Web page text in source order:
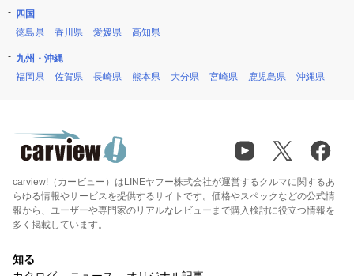
四国
徳島県
香川県 愛媛県 高知県
九州・沖縄
福岡県
佐賀県 長崎県 熊本県 大分県 宮崎県 鹿児島県 沖縄県
carview!（カービュー）はLINEヤフー株式会社が運営するクルマに関するあ
らゆる情報やサービスを提供するサイトです。価格やスペックなどの公式情
報から、ユーザーや専門家のリアルなレビューまで購入検討に役立つ情報を
多く掲載しています。
知る